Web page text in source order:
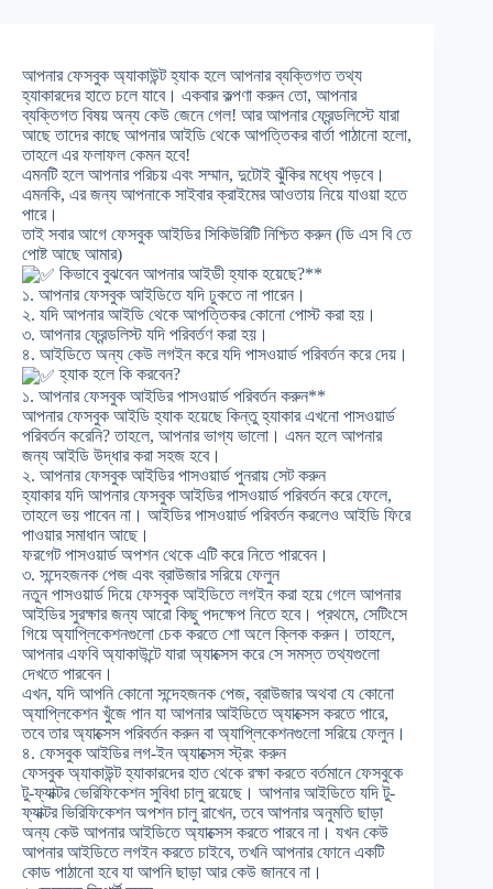
আপনার ফেসবুক অ্যাকাউন্ট হ্যাক হলে আপনার ব্যক্তিগত তথ্য
হ্যাকারদের হাতে চলে যাবে। একবার কল্পণা করুন তো, আপনার
ব্যক্তিগত বিষয় অন্য কেউ জেনে গেল! আর আপনার ফ্রেন্ডলিস্টে যারা
আছে তাদের কাছে আপনার আইডি থেকে আপত্তিকর বার্তা পাঠানো হলো,
তাহলে এর ফলাফল কেমন হবে!
এমনটি হলে আপনার পরিচয় এবং সম্মান, দুটোই ঝুঁকির মধ্যে পড়বে।
এমনকি, এর জন্য আপনাকে সাইবার ক্রাইমের আওতায় নিয়ে যাওয়া হতে
পারে।
তাই সবার আগে ফেসবুক আইডির সিকিউরিটি নিশ্চিত করুন (ডি এস বি তে
পোষ্ট আছে আমার)
কিভাবে বুঝবেন আপনার আইডী হ্যাক হয়েছে?**
১. আপনার ফেসবুক আইডিতে যদি ঢুকতে না পারেন।
২. যদি আপনার আইডি থেকে আপত্তিকর কোনো পোস্ট করা হয়।
৩. আপনার ফ্রেন্ডলিস্ট যদি পরিবর্তণ করা হয়।
৪. আইডিতে অন্য কেউ লগইন করে যদি পাসওয়ার্ড পরিবর্তন করে দেয়।
হ্যাক হলে কি করবেন?
১. আপনার ফেসবুক আইডির পাসওয়ার্ড পরিবর্তন করুন**
আপনার ফেসবুক আইডি হ্যাক হয়েছে কিন্তু হ্যাকার এখনো পাসওয়ার্ড
পরিবর্তন করেনি? তাহলে, আপনার ভাগ্য ভালো। এমন হলে আপনার
জন্য আইডি উদ্ধার করা সহজ হবে।
২. আপনার ফেসবুক আইডির পাসওয়ার্ড পুনরায় সেট করুন
হ্যাকার যদি আপনার ফেসবুক আইডির পাসওয়ার্ড পরিবর্তন করে ফেলে,
তাহলে ভয় পাবেন না। আইডির পাসওয়ার্ড পরিবর্তন করলেও আইডি ফিরে
পাওয়ার সমাধান আছে।
ফরগেট পাসওয়ার্ড অপশন থেকে এটি করে নিতে পারবেন।
৩. সন্দেহজনক পেজ এবং ব্রাউজার সরিয়ে ফেলুন
নতুন পাসওয়ার্ড দিয়ে ফেসবুক আইডিতে লগইন করা হয়ে গেলে আপনার
আইডির সুরক্ষার জন্য আরো কিছু পদক্ষেপ নিতে হবে। প্রথমে, সেটিংসে
গিয়ে অ্যাপ্লিকেশনগুলো চেক করতে শো অলে ক্লিক করুন। তাহলে,
আপনার এফবি অ্যাকাউন্টে যারা অ্যাক্সেস করে সে সমস্ত তথ্যগুলো
দেখতে পারবেন।
এখন, যদি আপনি কোনো সন্দেহজনক পেজ, ব্রাউজার অথবা যে কোনো
অ্যাপ্লিকেশন খুঁজে পান যা আপনার আইডিতে অ্যাক্সেস করতে পারে,
তবে তার অ্যাক্সেস পরিবর্তন করুন বা অ্যাপ্লিকেশনগুলো সরিয়ে ফেলুন।
৪. ফেসবুক আইডির লগ-ইন অ্যাক্সেস স্ট্রং করুন
ফেসবুক অ্যাকাউন্ট হ্যাকারদের হাত থেকে রক্ষা করতে বর্তমানে ফেসবুকে
টু-ফ্যাক্টর ভেরিফিকেশন সুবিধা চালু রয়েছে। আপনার আইডিতে যদি টু-
ফ্যাক্টর ভিরিফিকেশন অপশন চালু রাখেন, তবে আপনার অনুমতি ছাড়া
অন্য কেউ আপনার আইডিতে অ্যাক্সেস করতে পারবে না। যখন কেউ
আপনার আইডিতে লগইন করতে চাইবে, তখনি আপনার ফোনে একটি
কোড পাঠানো হবে যা আপনি ছাড়া আর কেউ জানবে না।